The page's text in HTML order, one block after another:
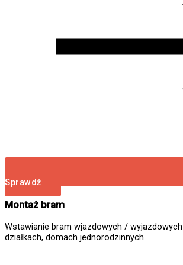
Sprawdź
Montaż bram
Wstawianie bram wjazdowych /
działkach, domach jednorodzinnych.